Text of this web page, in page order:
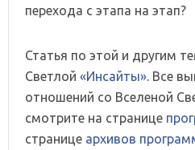
перехода с этапа на этап?
Статья по этой и другим
Светлой «Инсайты» . Все
отношений со Вселеной
смотрите на странице
странице архивов